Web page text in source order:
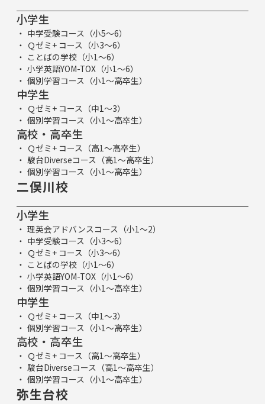
小学生
中学受験コース（小5～6）
Ｑゼミ+ コース（小3～6）
ことばの学校（小1～6）
小学英語YOM-TOX（小1～6）
個別学習コース（小1～高卒生）
中学生
Ｑゼミ+ コース（中1～3）
個別学習コース（小1～高卒生）
高校・高卒生
Ｑゼミ+ コース（高1～高卒生）
駿台Diverseコース（高1～高卒生）
個別学習コース（小1～高卒生）
二俣川校
小学生
理英会アドバンスコース（小1～2）
中学受験コース（小3～6）
Ｑゼミ+ コース（小3～6）
ことばの学校（小1～6）
小学英語YOM-TOX（小1～6）
個別学習コース（小1～高卒生）
中学生
Ｑゼミ+ コース（中1～3）
個別学習コース（小1～高卒生）
高校・高卒生
Ｑゼミ+ コース（高1～高卒生）
駿台Diverseコース（高1～高卒生）
個別学習コース（小1～高卒生）
弥生台校